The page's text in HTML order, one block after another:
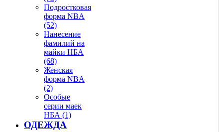
Подростковая
форма NBA
(52)
Нанесение
фамилий на
майки НБА
(68)
Женская
форма NBA
(2)
Особые
серии маек
НБА (1)
ОДЕЖДА